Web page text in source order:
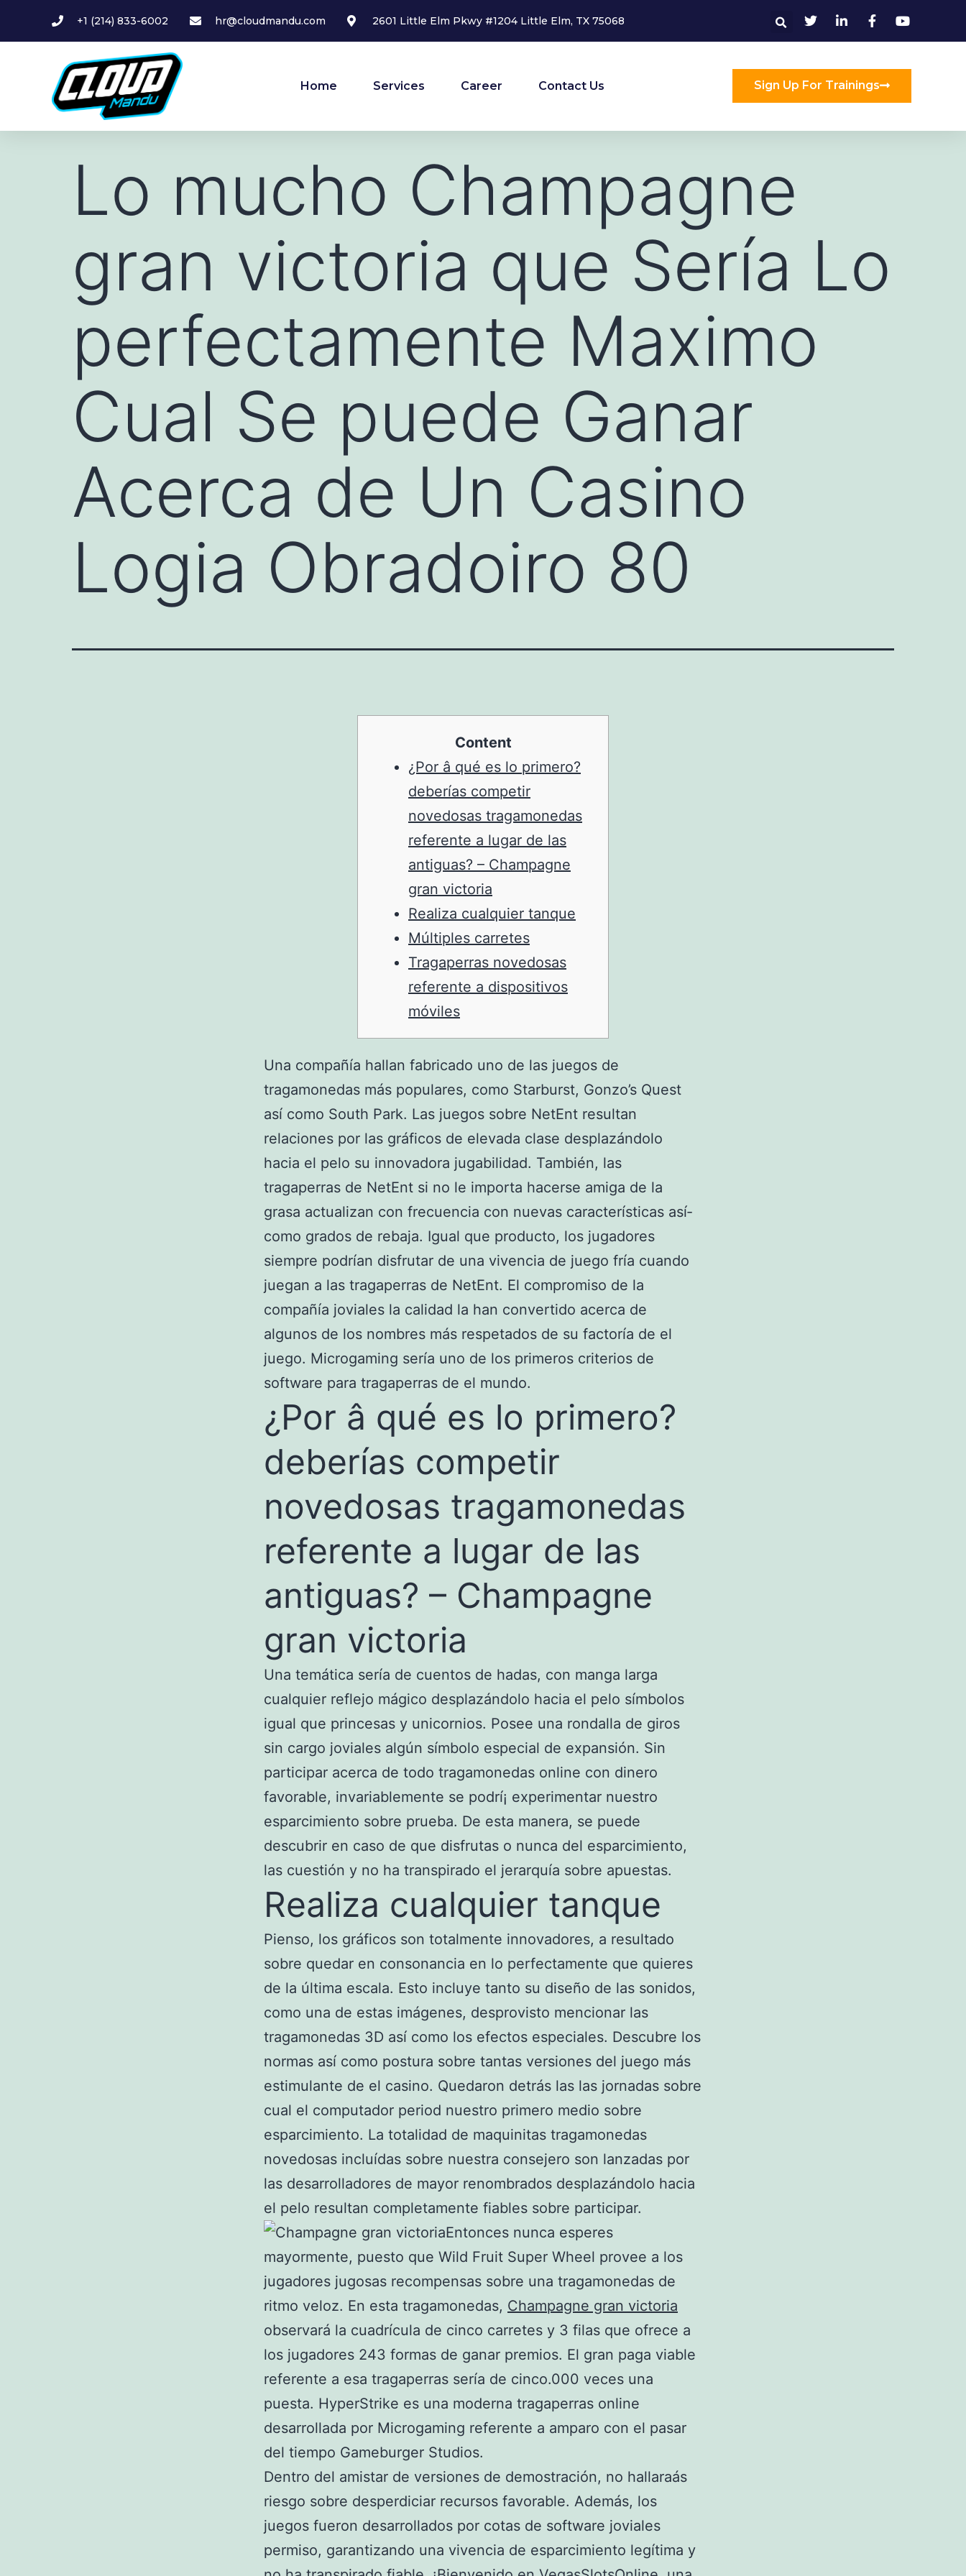
+1 (214) 833-6002 hr@cloudmandu.com 2601 Little Elm Pkwy #1204 Little Elm, TX 75068
Home Services Career Contact Us Sign Up For Trainings
Lo mucho Champagne
gran victoria que Serí­a Lo
perfectamente Maximo
Cual Se puede Ganar
Acerca de Un Casino
Logia Obradoiro 80
Content
¿Por â qué es lo primero?
deberías competir
novedosas tragamonedas
referente a lugar de las
antiguas? – Champagne
gran victoria
Realiza cualquier tanque
Múltiples carretes
Tragaperras novedosas
referente a dispositivos
móviles
Una compañía hallan fabricado uno de las juegos de
tragamonedas más populares, como Starburst, Gonzo’s Quest
así­ como South Park. Las juegos sobre NetEnt resultan
relaciones por las gráficos de elevada clase desplazándolo
hacia el pelo su innovadora jugabilidad. También, las
tragaperras de NetEnt si no le importa hacerse amiga de la
grasa actualizan con frecuencia con nuevas características así­
como grados de rebaja. Igual que producto, los jugadores
siempre podrían disfrutar de una vivencia de juego fría cuando
juegan a las tragaperras de NetEnt. El compromiso de la
compañía joviales la calidad la han convertido acerca de
algunos de los nombres más respetados de su factoría de el
juego. Microgaming serí­a uno de los primeros criterios de
software para tragaperras de el mundo.
¿Por â qué es lo primero?
deberías competir
novedosas tragamonedas
referente a lugar de las
antiguas? – Champagne
gran victoria
Una temática serí­a de cuentos de hadas, con manga larga
cualquier reflejo mágico desplazándolo hacia el pelo símbolos
igual que princesas y unicornios. Posee una rondalla de giros
sin cargo joviales algún símbolo especial de expansión. Sin
participar acerca de todo tragamonedas online con dinero
favorable, invariablemente se podrí¡ experimentar nuestro
esparcimiento sobre prueba. De esta manera, se puede
descubrir en caso de que disfrutas o nunca del esparcimiento,
las cuestión y no ha transpirado el jerarquía sobre apuestas.
Realiza cualquier tanque
Pienso, los gráficos son totalmente innovadores, a resultado
sobre quedar en consonancia en lo perfectamente que quieres
de la última escala. Esto incluye tanto su diseño de las sonidos,
como una de estas imágenes, desprovisto mencionar las
tragamonedas 3D así­ como los efectos especiales. Descubre los
normas así­ como postura sobre tantas versiones del juego más
estimulante de el casino. Quedaron detrás las las jornadas sobre
cual el computador period nuestro primero medio sobre
esparcimiento. La totalidad de maquinitas tragamonedas
novedosas incluídas sobre nuestra consejero son lanzadas por
las desarrolladores de mayor renombrados desplazándolo hacia
el pelo resultan completamente fiables sobre participar.
Entonces nunca esperes
mayormente, puesto que Wild Fruit Super Wheel provee a los
jugadores jugosas recompensas sobre una tragamonedas de
ritmo veloz. En esta tragamonedas, Champagne gran victoria
observará la cuadrícula de cinco carretes y 3 filas que ofrece a
los jugadores 243 formas de ganar premios. El gran paga viable
referente a esa tragaperras serí­a de cinco.000 veces una
puesta. HyperStrike es una moderna tragaperras online
desarrollada por Microgaming referente a amparo con el pasar
del tiempo Gameburger Studios.
Dentro del amistar de versiones de demostración, no hallaraás
riesgo sobre desperdiciar recursos favorable. Además, los
juegos fueron desarrollados por cotas de software joviales
permiso, garantizando una vivencia de esparcimiento legítima y